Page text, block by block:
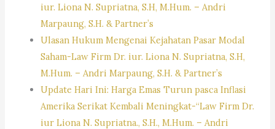
iur. Liona N. Supriatna, S.H, M.Hum. – Andri
Marpaung, S.H. & Partner’s
Ulasan Hukum Mengenai Kejahatan Pasar Modal
Saham-Law Firm Dr. iur. Liona N. Supriatna, S.H,
M.Hum. – Andri Marpaung, S.H. & Partner’s
Update Hari Ini: Harga Emas Turun pasca Inflasi
Amerika Serikat Kembali Meningkat-“Law Firm Dr.
iur Liona N. Supriatna., S.H., M.Hum. – Andri